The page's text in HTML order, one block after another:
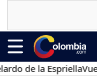
de la EspriellaVuelta